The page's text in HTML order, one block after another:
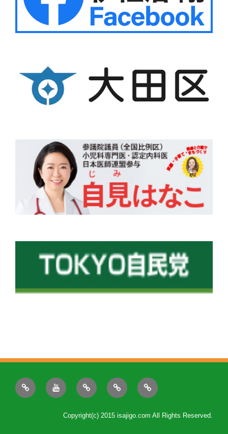
ニ
ュ
動
画
プ
ロ
政
策
後
援
Copyright(c) 2015 isajigo.com All Rights Reserved.